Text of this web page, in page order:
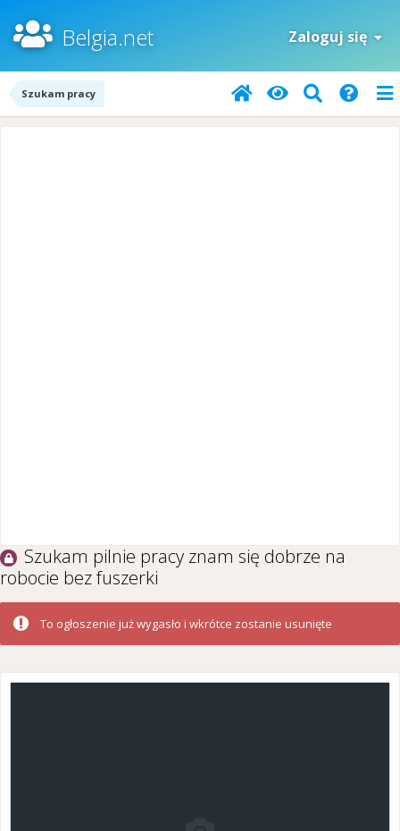
Belgia.net Zaloguj się
Szukam pracy
Szukam pilnie pracy znam się dobrze na
robocie bez fuszerki
To ogłoszenie już wygasło i wkrótce zostanie usunięte